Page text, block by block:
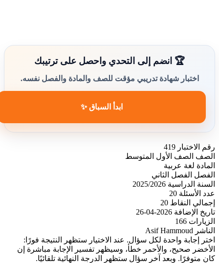
🏆 انضم إلى التحدي واحصل على ترتيبك
اختبار شهادة تدريبي مؤقت للصف والمادة والفصل نفسه.
ابدأ السباق ✨
رقم الاختبار 419
الصف
الصف الأول المتوسط
المادة لغة عربية
الفصل
الفصل الثاني
السنة الدراسية 2025/2026
عدد الأسئلة 20
إجمالي النقاط 20
تاريخ الإضافة 2026-04-26
الزيارات 166
الناشر Asif Hammoud
اختر إجابة واحدة لكل سؤال. عند الاختيار ستظهر النتيجة فورًا:
الأخضر صحيح، والأحمر خطأ، وسيظهر تفسير الإجابة مباشرة إن
كان متوفرًا. وبعد آخر سؤال ستظهر الدرجة النهائية تلقائيًا.